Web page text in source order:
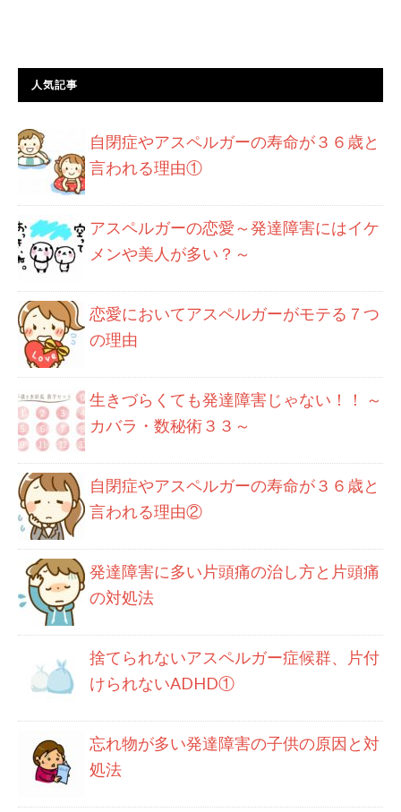
人気記事
自閉症やアスペルガーの寿命が３６歳と
言われる理由①
アスペルガーの恋愛～発達障害にはイケ
メンや美人が多い？～
恋愛においてアスペルガーがモテる７つ
の理由
生きづらくても発達障害じゃない！！ ～
カバラ・数秘術３３～
自閉症やアスペルガーの寿命が３６歳と
言われる理由②
発達障害に多い片頭痛の治し方と片頭痛
の対処法
捨てられないアスペルガー症候群、片付
けられないADHD①
忘れ物が多い発達障害の子供の原因と対
処法